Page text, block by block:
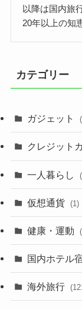
以降は国内旅
20年以上の知
カテゴリー
ガジェット
クレジット
一人暮らし
仮想通貨 (1)
健康・運動
国内ホテル
海外旅行